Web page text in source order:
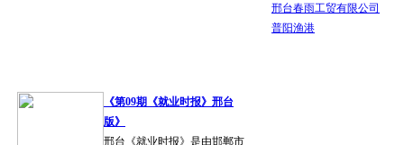
邢台春雨工贸有限公司
普阳渔港
《第09期《就业时报》邢台
版》
邢台《就业时报》是由邯郸市